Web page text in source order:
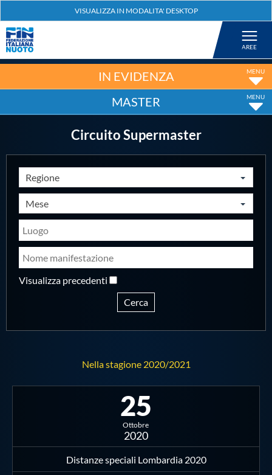
Nuoto
Artistico
Fondo
Salvamento
Formazione
Propaganda
IN EVIDENZA
MASTER
Circuito Supermaster
Regione
Mese
Visualizza precedenti
Cerca
Nella stagione 2020/2021
25
Ottobre
2020
Distanze speciali Lombardia 2020